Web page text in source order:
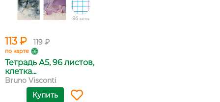
113 ₽ 119 ₽
по карте
Тетрадь А5, 96 листов,
клетка...
Bruno Visconti
Купить